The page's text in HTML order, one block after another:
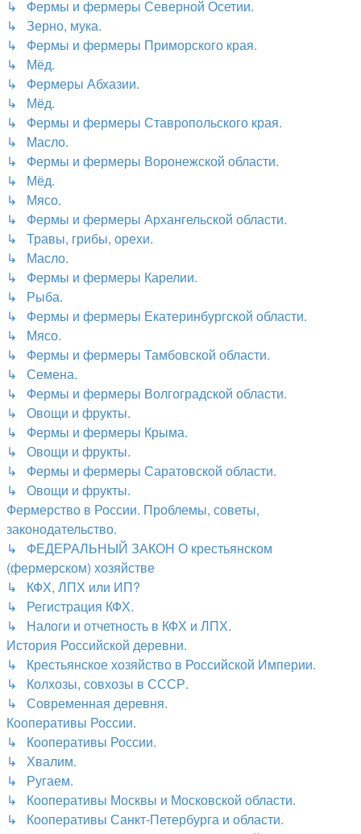
↳ Фермы и фермеры Северной Осетии.
↳ Зерно, мука.
↳ Фермы и фермеры Приморского края.
↳ Мёд.
↳ Фермеры Абхазии.
↳ Мёд.
↳ Фермы и фермеры Ставропольского края.
↳ Масло.
↳ Фермы и фермеры Воронежской области.
↳ Мёд.
↳ Мясо.
↳ Фермы и фермеры Архангельской области.
↳ Травы, грибы, орехи.
↳ Масло.
↳ Фермы и фермеры Карелии.
↳ Рыба.
↳ Фермы и фермеры Екатеринбургской области.
↳ Мясо.
↳ Фермы и фермеры Тамбовской области.
↳ Семена.
↳ Фермы и фермеры Волгоградской области.
↳ Овощи и фрукты.
↳ Фермы и фермеры Крыма.
↳ Овощи и фрукты.
↳ Фермы и фермеры Саратовской области.
↳ Овощи и фрукты.
Фермерство в России. Проблемы, советы,
законодательство.
↳ ФЕДЕРАЛЬНЫЙ ЗАКОН О крестьянском
(фермерском) хозяйстве
↳ КФХ, ЛПХ или ИП?
↳ Регистрация КФХ.
↳ Налоги и отчетность в КФХ и ЛПХ.
История Российской деревни.
↳ Крестьянское хозяйство в Российской Империи.
↳ Колхозы, совхозы в СССР.
↳ Современная деревня.
Кооперативы России.
↳ Кооперативы России.
↳ Хвалим.
↳ Ругаем.
↳ Кооперативы Москвы и Московской области.
↳ Кооперативы Санкт-Петербурга и области.